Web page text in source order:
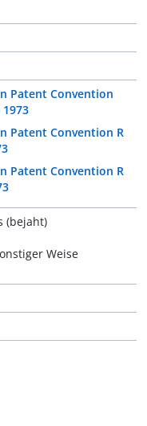
Patent Convention
1973
Patent Convention R
Patent Convention R
(bejaht)
Weise